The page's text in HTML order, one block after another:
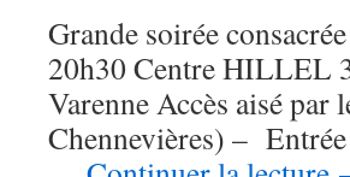
Grande soirée
20h30 Centre HILLEL
Varenne Accès aisé
Chennevières) –